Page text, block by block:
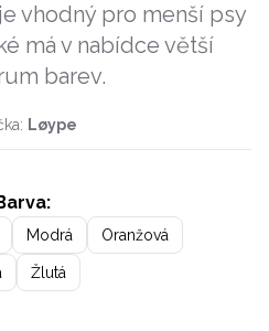
vhodný pro menší psy
má v nabídce větší
barev.
Løype
Modrá Oranžová
Žlutá